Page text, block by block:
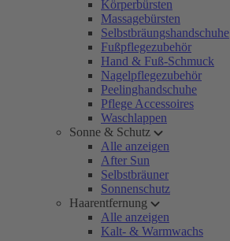
Körperbürsten
Massagebürsten
Selbstbräungshandschuhe
Fußpflegezubehör
Hand & Fuß-Schmuck
Nagelpflegezubehör
Peelinghandschuhe
Pflege Accessoires
Waschlappen
Sonne & Schutz
Alle anzeigen
After Sun
Selbstbräuner
Sonnenschutz
Haarentfernung
Alle anzeigen
Kalt- & Warmwachs